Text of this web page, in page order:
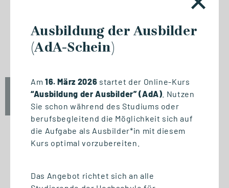
Berufsbegleitend zum Master
oder MBA
Mi., 23. September 2026
17:00 - 18:30 Uhr
Biomedizinische Informatik
Ausbildung der Ausbilder
(AdA-Schein)
Am 16. März 2026 startet der Online-Kurs
“Ausbildung der Ausbilder” (AdA) . Nutzen
Sie schon während des Studiums oder
berufsbegleitend die Möglichkeit sich auf
die Aufgabe als Ausbilder*in mit diesem
Kurs optimal vorzubereiten.
Das Angebot richtet sich an alle